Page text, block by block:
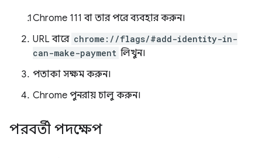
Chrome 111 বা তার পরে ব্যবহার করুন।
URL বারে chrome://flags/#add-identity-in-
can-make-payment লিখুন।
পতাকা সক্ষম করুন।
Chrome পুনরায় চালু করুন।
পরবর্তী পদক্ষেপ